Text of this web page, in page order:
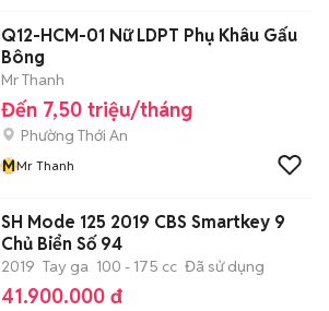
Q12-HCM-01 Nữ LDPT Phụ Khâu Gấu
Bông
Mr Thanh
Đến 7,50 triệu/tháng
Phường Thới An
MMr Thanh
SH Mode 125 2019 CBS Smartkey 9
Chủ Biển Số 94
2019 Tay ga 100 - 175 cc Đã sử dụng
41.900.000 đ